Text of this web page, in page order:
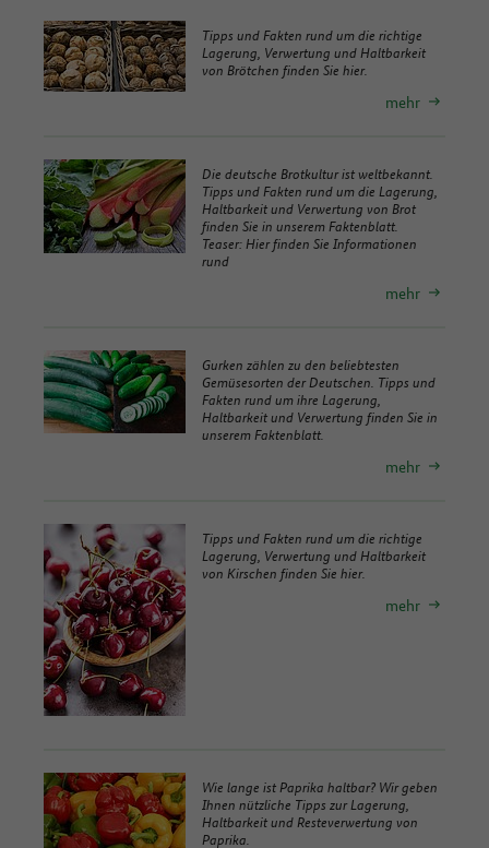
Tipps und Fakten rund um die richtige
Lagerung, Verwertung und Haltbarkeit
von Brötchen finden Sie hier.
mehr
Die deutsche Brotkultur ist weltbekannt.
Tipps und Fakten rund um die Lagerung,
Haltbarkeit und Verwertung von Brot
finden Sie in unserem Faktenblatt.
Teaser: Hier finden Sie Informationen
rund
mehr
Gurken zählen zu den beliebtesten
Gemüsesorten der Deutschen. Tipps und
Fakten rund um ihre Lagerung,
Haltbarkeit und Verwertung finden Sie in
unserem Faktenblatt.
mehr
Tipps und Fakten rund um die richtige
Lagerung, Verwertung und Haltbarkeit
von Kirschen finden Sie hier.
mehr
Wie lange ist Paprika haltbar? Wir geben
Ihnen nützliche Tipps zur Lagerung,
Haltbarkeit und Resteverwertung von
Paprika.